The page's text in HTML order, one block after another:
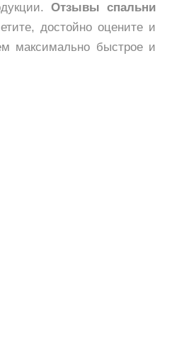
Отзывы спальни
достойно оцените и
максимально быстрое и